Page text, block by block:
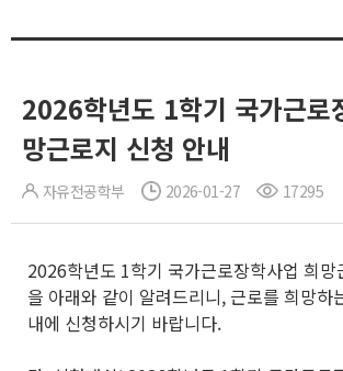
2026학년도 1학기 국가근로
망근로지 신청 안내
자유전공학부 2026-01-27 17295
2026학년도 1학기 국가근로장학사업 희망
을 아래와 같이 알려드리니, 근로를 희망하
내에 신청하시기 바랍니다.